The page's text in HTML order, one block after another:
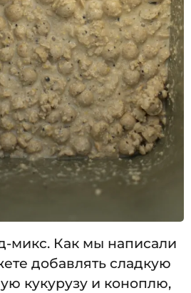
микс. Как мы написали
добавлять сладкую
кукурузу и коноплю,